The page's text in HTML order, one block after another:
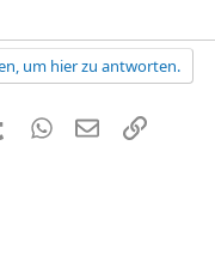
um hier zu antworten.
Tumblr WhatsApp
E-MailLink